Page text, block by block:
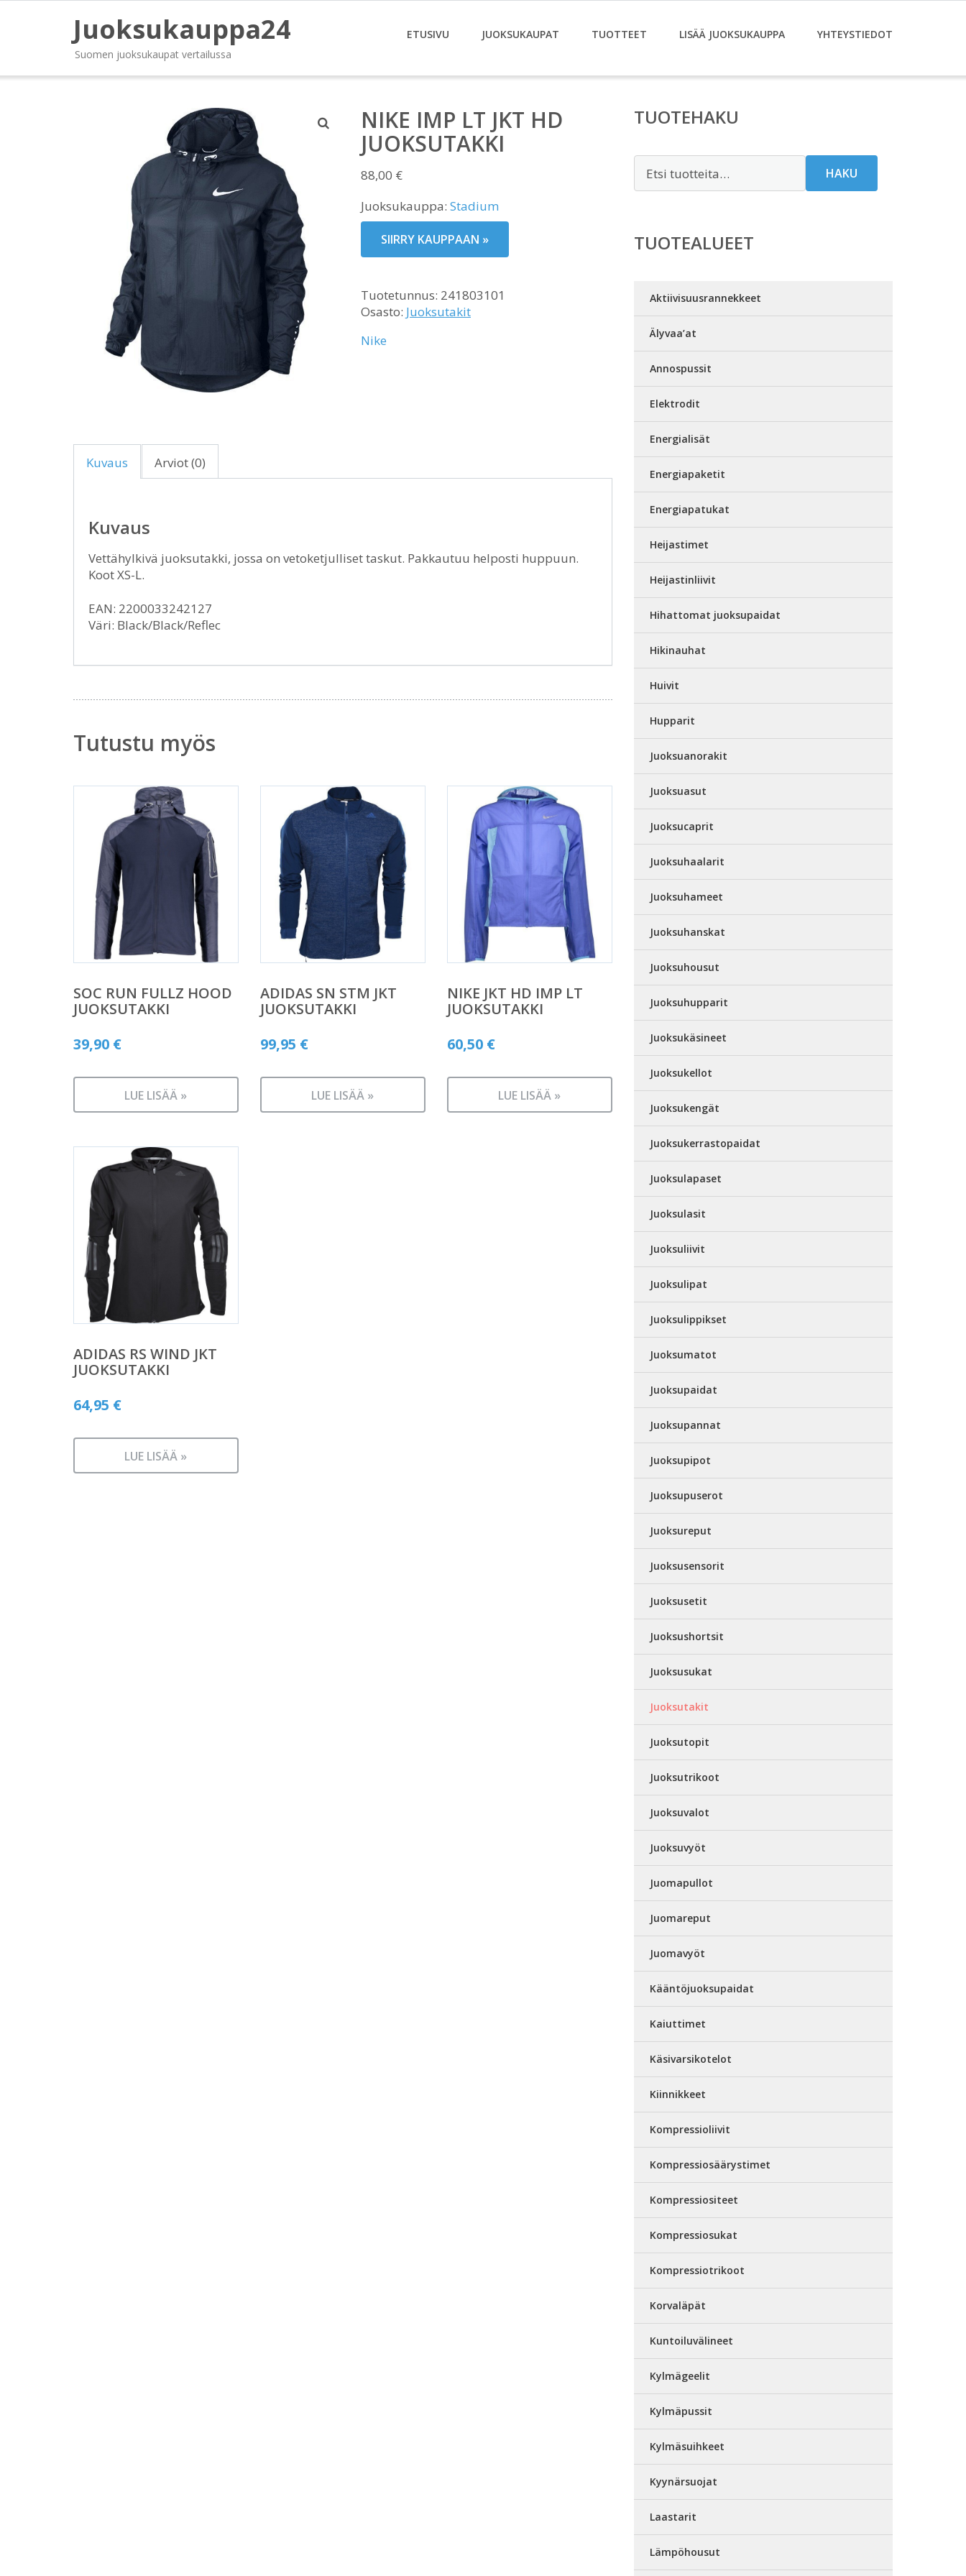
Juoksukauppa24
Suomen juoksukaupat vertailussa
ETUSIVU JUOKSUKAUPAT TUOTTEET LISÄÄ JUOKSUKAUPPA YHTEYSTIEDOT
NIKE IMP LT JKT HD
JUOKSUTAKKI
88,00 €
Juoksukauppa: Stadium
SIIRRY KAUPPAAN »
Tuotetunnus: 241803101
Osasto: Juoksutakit
Nike
Kuvaus Arviot (0)
Kuvaus
Vettähylkivä juoksutakki, jossa on vetoketjulliset taskut. Pakkautuu helposti huppuun.
Koot XS-L.
EAN: 2200033242127
Väri: Black/Black/Reflec
Tutustu myös
SOC RUN FULLZ HOOD
JUOKSUTAKKI
39,90 €
LUE LISÄÄ »
ADIDAS SN STM JKT
JUOKSUTAKKI
99,95 €
LUE LISÄÄ »
NIKE JKT HD IMP LT
JUOKSUTAKKI
60,50 €
LUE LISÄÄ »
ADIDAS RS WIND JKT
JUOKSUTAKKI
64,95 €
LUE LISÄÄ »
TUOTEHAKU
HAKU
TUOTEALUEET
Aktiivisuusrannekkeet
Älyvaa’at
Annospussit
Elektrodit
Energialisät
Energiapaketit
Energiapatukat
Heijastimet
Heijastinliivit
Hihattomat juoksupaidat
Hikinauhat
Huivit
Hupparit
Juoksuanorakit
Juoksuasut
Juoksucaprit
Juoksuhaalarit
Juoksuhameet
Juoksuhanskat
Juoksuhousut
Juoksuhupparit
Juoksukäsineet
Juoksukellot
Juoksukengät
Juoksukerrastopaidat
Juoksulapaset
Juoksulasit
Juoksuliivit
Juoksulipat
Juoksulippikset
Juoksumatot
Juoksupaidat
Juoksupannat
Juoksupipot
Juoksupuserot
Juoksureput
Juoksusensorit
Juoksusetit
Juoksushortsit
Juoksusukat
Juoksutakit
Juoksutopit
Juoksutrikoot
Juoksuvalot
Juoksuvyöt
Juomapullot
Juomareput
Juomavyöt
Kääntöjuoksupaidat
Kaiuttimet
Käsivarsikotelot
Kiinnikkeet
Kompressioliivit
Kompressiosäärystimet
Kompressiositeet
Kompressiosukat
Kompressiotrikoot
Korvaläpät
Kuntoiluvälineet
Kylmägeelit
Kylmäpussit
Kylmäsuihkeet
Kyynärsuojat
Laastarit
Lämpöhousut